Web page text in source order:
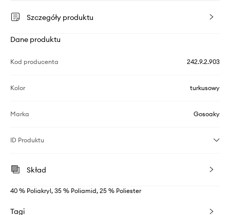
Szczegóły produktu
Dane produktu
Kod producenta 242.9.2.903
Kolor turkusowy
Marka Gosoaky
ID Produktu
Skład
40 % Poliakryl, 35 % Poliamid, 25 % Poliester
Tagi